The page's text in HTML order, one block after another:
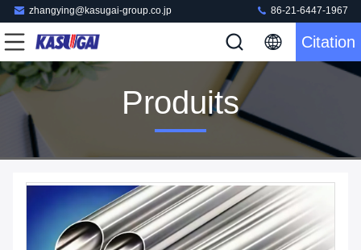
zhangying@kasugai-group.co.jp 86-21-6447-1967
Citation
Produits